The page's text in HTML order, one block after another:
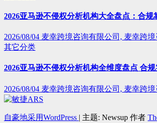
2026亚马逊不侵权分析机构大全盘点：合
2026/08/04 麦幸跨境咨询有限公司, 麦幸跨境
其它分类
2026亚马逊不侵权分析机构全维度盘点 合
2026/08/04 麦幸跨境咨询有限公司, 麦幸跨境
自豪地采用WordPress | 主题: Newsup 作者